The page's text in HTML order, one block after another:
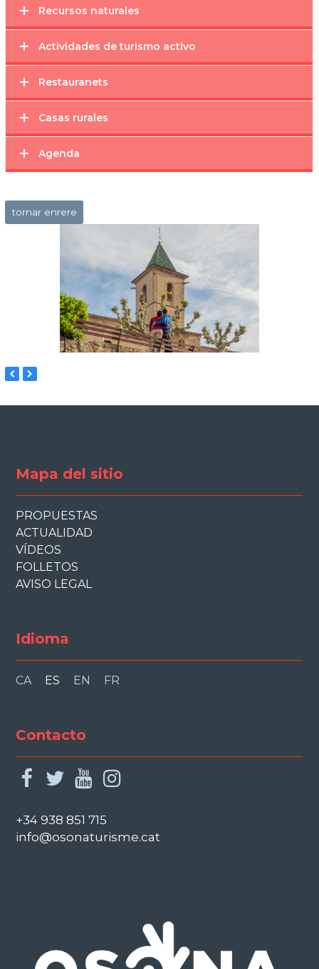
Recursos naturales
Actividades de turismo activo
Restauranets
Casas rurales
Agenda
tornar enrere
previous
Mapa del sitio
PROPUESTAS
ACTUALIDAD
VÍDEOS
FOLLETOS
AVISO LEGAL
Idioma
CA ES EN FR
Contacto
facebook
twitteryoutube
+34 938 851 715
info@osonaturisme.cat